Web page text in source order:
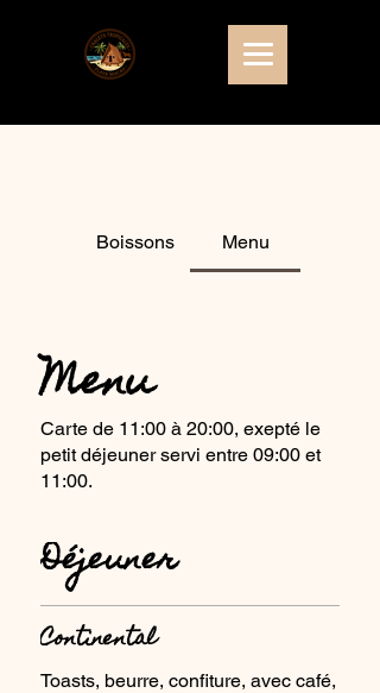
Boissons Menu
Menu
Carte de 11:00 à 20:00, exepté le
petit déjeuner servi entre 09:00 et
11:00.
Déjeuner
Continental
Toasts, beurre, confiture, avec café,